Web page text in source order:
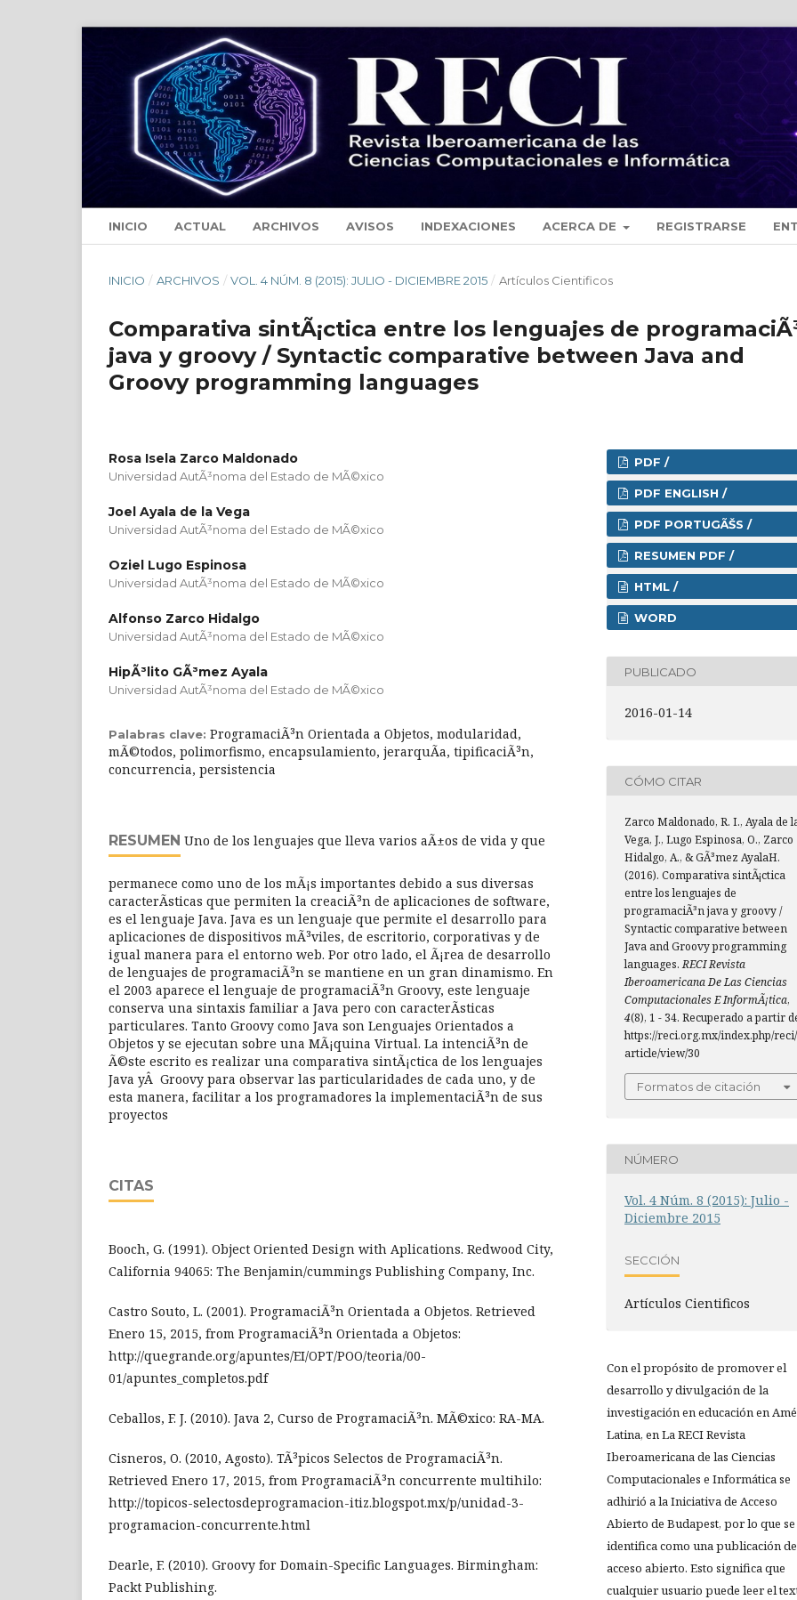
INICIO ACTUAL ARCHIVOS AVISOS INDEXACIONES ACERCA DE REGISTRARSE
INICIO / ARCHIVOS / VOL. 4 NÚM. 8 (2015): JULIO - DICIEMBRE 2015 / Artículos Cientificos
Comparativa sintÃ¡ctica entre los lenguajes de
java y groovy / Syntactic comparative between Java and
Groovy programming languages
Rosa Isela Zarco Maldonado
Universidad AutÃ³noma del Estado de MÃ©xico
Joel Ayala de la Vega
Universidad AutÃ³noma del Estado de MÃ©xico
Oziel Lugo Espinosa
Universidad AutÃ³noma del Estado de MÃ©xico
Alfonso Zarco Hidalgo
Universidad AutÃ³noma del Estado de MÃ©xico
HipÃ³lito GÃ³mez Ayala
Universidad AutÃ³noma del Estado de MÃ©xico
Palabras clave: ProgramaciÃ³n Orientada a Objetos, modularidad,
mÃ©todos, polimorfismo, encapsulamiento, jerarquÃ­a, tipificaciÃ³n,
concurrencia, persistencia
RESUMEN Uno de los lenguajes que lleva varios aÃ±os de vida y que
permanece como uno de los mÃ¡s importantes debido a sus diversas
caracterÃ­sticas que permiten la creaciÃ³n de aplicaciones de software,
es el lenguaje Java. Java es un lenguaje que permite el desarrollo para
aplicaciones de dispositivos mÃ³viles, de escritorio, corporativas y de
igual manera para el entorno web. Por otro lado, el Ã¡rea de desarrollo
de lenguajes de programaciÃ³n se mantiene en un gran dinamismo. En
el 2003 aparece el lenguaje de programaciÃ³n Groovy, este lenguaje
conserva una sintaxis familiar a Java pero con caracterÃ­sticas
particulares. Tanto Groovy como Java son Lenguajes Orientados a
Objetos y se ejecutan sobre una MÃ¡quina Virtual. La intenciÃ³n de
Ã©ste escrito es realizar una comparativa sintÃ¡ctica de los lenguajes
Java yÂ Groovy para observar las particularidades de cada uno, y de
esta manera, facilitar a los programadores la implementaciÃ³n de sus
proyectos
CITAS
Booch, G. (1991). Object Oriented Design with Aplications. Redwood City,
California 94065: The Benjamin/cummings Publishing Company, Inc.
Castro Souto, L. (2001). ProgramaciÃ³n Orientada a Objetos. Retrieved
Enero 15, 2015, from ProgramaciÃ³n Orientada a Objetos:
http://quegrande.org/apuntes/EI/OPT/POO/teoria/00-
01/apuntes_completos.pdf
Ceballos, F. J. (2010). Java 2, Curso de ProgramaciÃ³n. MÃ©xico: RA-MA.
Cisneros, O. (2010, Agosto). TÃ³picos Selectos de ProgramaciÃ³n.
Retrieved Enero 17, 2015, from ProgramaciÃ³n concurrente multihilo:
http://topicos-selectosdeprogramacion-itiz.blogspot.mx/p/unidad-3-
programacion-concurrente.html
Dearle, F. (2010). Groovy for Domain-Specific Languages. Birmingham:
Packt Publishing.
PDF /
PDF ENGLISH /
PDF PORTUGÃŠS /
RESUMEN PDF /
HTML /
WORD
PUBLICADO
2016-01-14
CÓMO CITAR
Zarco Maldonado, R. I., Ayala de
Vega, J., Lugo Espinosa, O., Zarco
Hidalgo, A., & GÃ³mez AyalaH.
(2016). Comparativa sintÃ¡ctica
entre los lenguajes de
programaciÃ³n java y groovy /
Syntactic comparative between
Java and Groovy programming
languages.RECI Revista
Iberoamericana De Las Ciencias
Computacionales E InformÃ¡tica,
4(8), 1 - 34. Recuperado a partir
https://reci.org.mx/index.php/reci/
article/view/30
Formatos de citación
NÚMERO
Vol. 4 Núm. 8 (2015): Julio -
Diciembre 2015
SECCIÓN
Artículos Cientificos
Con el propósito de promover el
desarrollo y divulgación de la
investigación en educación en
Latina, en La RECI Revista
Iberoamericana de las Ciencias
Computacionales e Informática se
adhirió a la Iniciativa de Acceso
Abierto de Budapest, por lo que se
identifica como una publicación de
acceso abierto. Esto significa que
cualquier usuario puede leer el